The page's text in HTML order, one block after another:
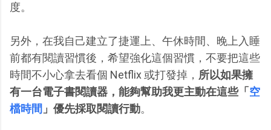
度。
另外，在我自己建立了捷運上、午休時間、晚上入睡
前都有閱讀習慣後，希望強化這個習慣，不要把這些
時間不小心拿去看個 Netflix 或打發掉， 所以如果擁
有一台電子書閱讀器，能夠幫助我更主動在這些「 空
檔時間 」優先採取閱讀行動。